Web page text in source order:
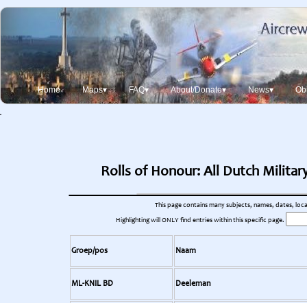
Home Maps▾ FAQ▾ About/Donate▾ News▾
Rolls of Honour: All Dutch
This page contains many subjects, names, dates,
Highlighting will ONLY find entries within this specific page.
Groep/pos Naam
ML-KNIL BD Deeleman